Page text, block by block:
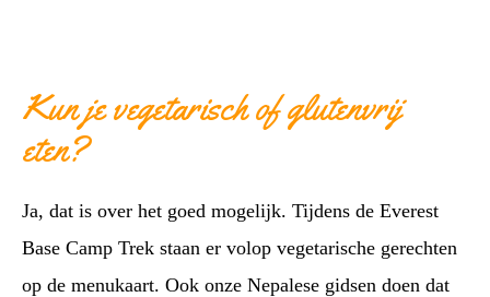
Kun je vegetarisch of glutenvrij
eten?
Ja, dat is over het goed mogelijk. Tijdens de Everest
Base Camp Trek staan er volop vegetarische gerechten
op de menukaart. Ook onze Nepalese gidsen doen dat